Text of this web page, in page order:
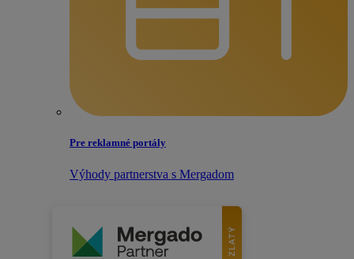
Pre reklamné portály
Výhody partnerstva s Mergadom